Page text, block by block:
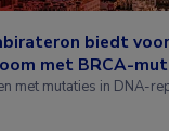
biedt
met BRCA-
met mutaties in DNA-